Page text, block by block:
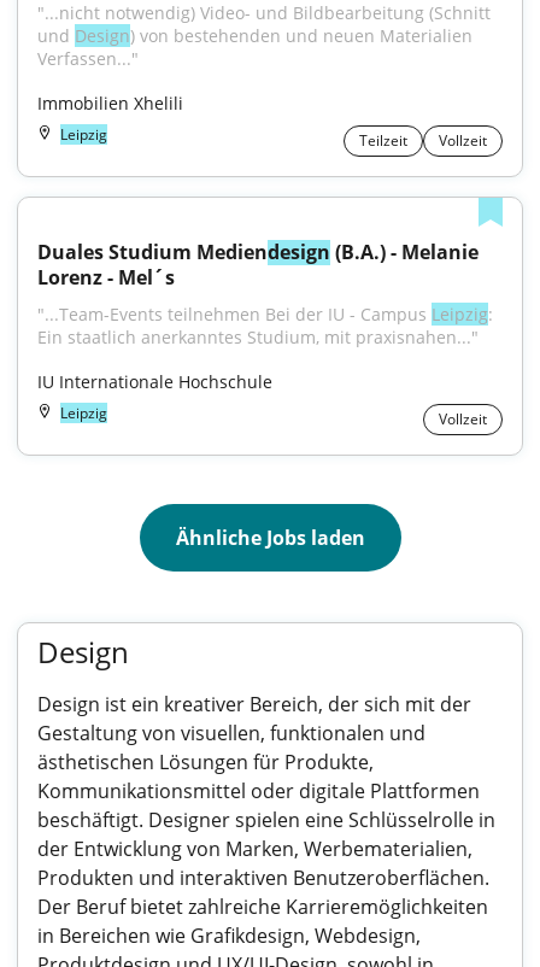
"...nicht notwendig) Video- und Bildbearbeitung (Schnitt
und Design) von bestehenden und neuen Materialien
Verfassen..."
Immobilien Xhelili
Leipzig Teilzeit Vollzeit
Duales Studium Mediendesign (B.A.) - Melanie
Lorenz - Mel´s
"...Team-Events teilnehmen Bei der IU - Campus Leipzig:
Ein staatlich anerkanntes Studium, mit praxisnahen..."
IU Internationale Hochschule
Leipzig Vollzeit
Ähnliche Jobs laden
Design
Design ist ein kreativer Bereich, der sich mit der
Gestaltung von visuellen, funktionalen und
ästhetischen Lösungen für Produkte,
Kommunikationsmittel oder digitale Plattformen
beschäftigt. Designer spielen eine Schlüsselrolle in
der Entwicklung von Marken, Werbematerialien,
Produkten und interaktiven Benutzeroberflächen.
Der Beruf bietet zahlreiche Karrieremöglichkeiten
in Bereichen wie Grafikdesign, Webdesign,